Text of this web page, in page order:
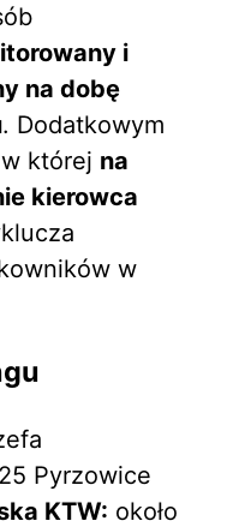
i
na dobę
. Dodatkowym
której na
kierowca
w
Pyrzowice
KTW: około